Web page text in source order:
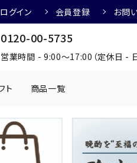
ログイン 会員登録 お問
0120-00-5735
営業時間 - 9:00～17:00（定休日 - 日
きもの
日本酒におすすめ
2,001円～3,000円 3,001
ト 商品一覧